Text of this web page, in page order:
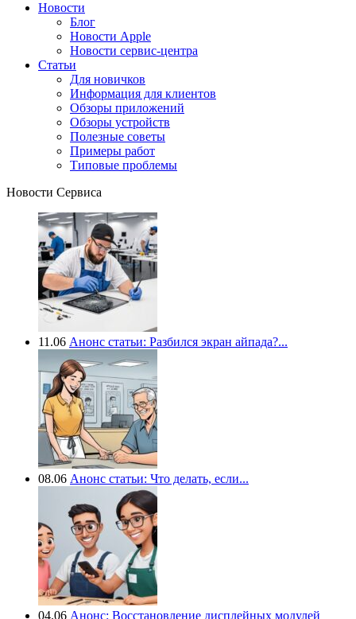
Новости
Блог
Новости Apple
Новости сервис-центра
Статьи
Для новичков
Информация для клиентов
Обзоры приложений
Обзоры устройств
Полезные советы
Примеры работ
Типовые проблемы
Новости Сервиса
11.06 Анонс статьи: Разбился экран айпада?...
08.06 Анонс статьи: Что делать, если...
04.06 Анонс: Восстановление дисплейных модулей